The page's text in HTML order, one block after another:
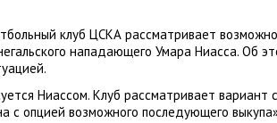
клуб ЦСКА рассматривает
нападающего Умара Ниасса. Об
Ниассом. Клуб рассматривает
с опцией возможного последующего